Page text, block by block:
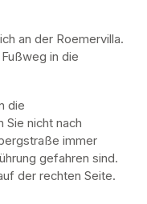
an der Roemervilla.
in die
die
Sie nicht nach
immer
gefahren sind.
der rechten Seite.